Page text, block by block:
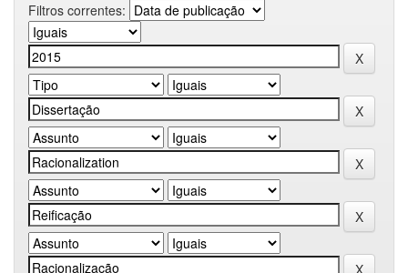
Filtros correntes: